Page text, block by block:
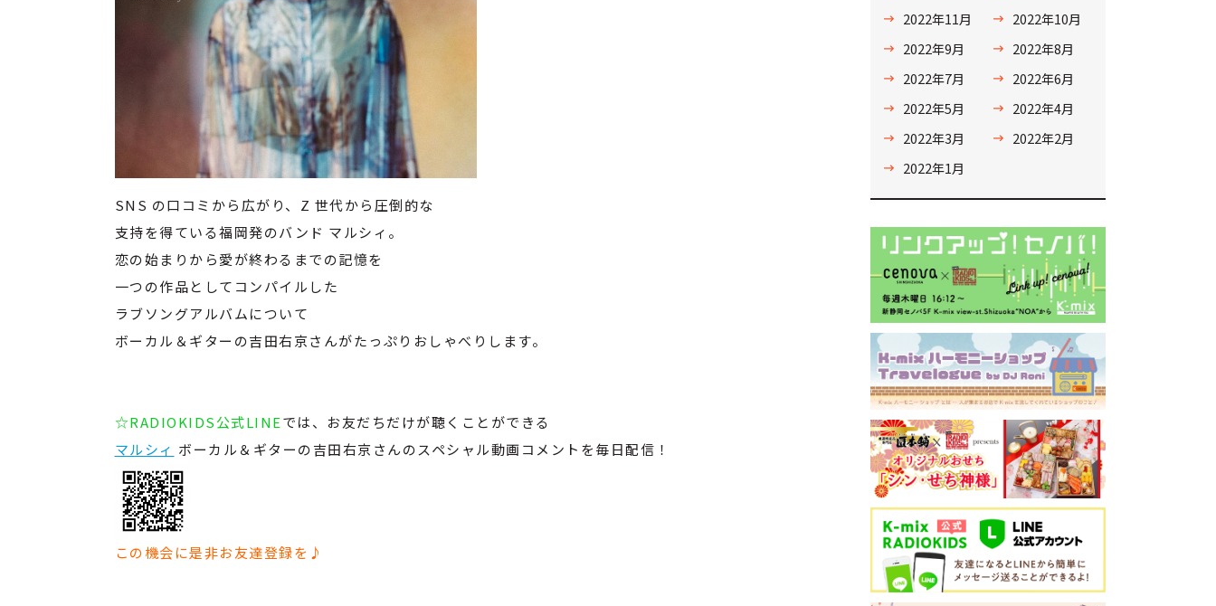
SNS の口コミから広がり、Z 世代から圧倒的な
支持を得ている福岡発のバンド マルシィ。
恋の始まりから愛が終わるまでの記憶を
一つの作品としてコンパイルした
ラブソングアルバムについて
ボーカル＆ギターの吉田右京さんがたっぷりおしゃべりします。
☆RADIOKIDS公式LINEでは、お友だちだけが聴くことができる
マルシィ ボーカル＆ギターの吉田右京さんのスペシャル動画コメントを毎日配信！
この機会に是非お友達登録を♪
2022年11月
2022年10月
2022年9月
2022年8月
2022年7月
2022年6月
2022年5月
2022年4月
2022年3月
2022年2月
2022年1月